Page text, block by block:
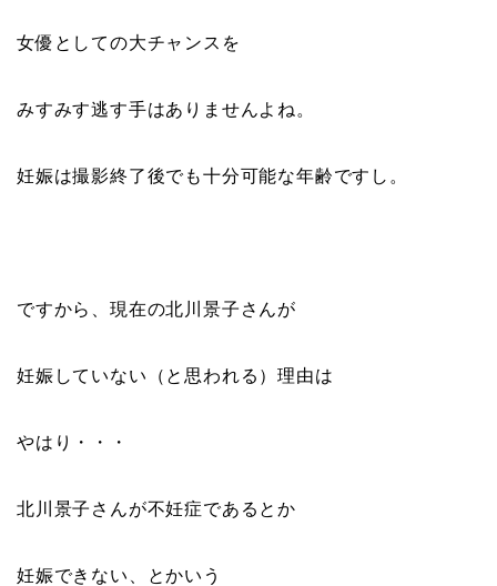
女優としての大チャンスを
みすみす逃す手はありませんよね。
妊娠は撮影終了後でも十分可能な年齢ですし。
ですから、現在の北川景子さんが
妊娠していない（と思われる）理由は
やはり・・・
北川景子さんが不妊症であるとか
妊娠できない、とかいう